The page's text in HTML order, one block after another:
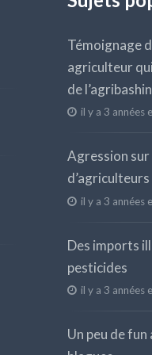
Témoignage
agriculteur
de
il y a 3 années
Agression sur
d’agriculteurs
il y a 3 années
Des imports
pesticides
il y a 3 années
Un peu de fun